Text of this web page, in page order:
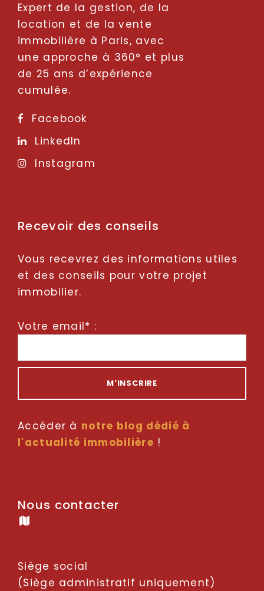
Expert de la gestion, de la
location et de la vente
immobilière à Paris, avec
une approche à 360° et plus
de 25 ans d’expérience
cumulée.
Facebook
LinkedIn
Instagram
Recevoir des conseils
Vous recevrez des informations utiles
et des conseils pour votre projet
immobilier.
Votre email* :
Accéder à notre blog dédié à
l'actualité immobilière !
Nous contacter
Siège social
(Siège administratif uniquement)